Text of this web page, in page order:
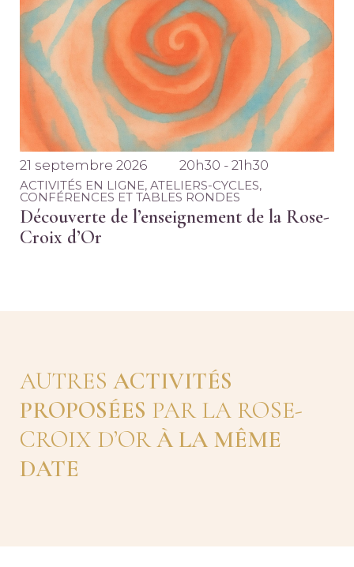
21 septembre 2026 20h30 - 21h30
ACTIVITÉS EN LIGNE, ATELIERS-CYCLES,
CONFÉRENCES ET TABLES RONDES
Découverte de l’enseignement de la Rose-
Croix d’Or
AUTRES ACTIVITÉS
PROPOSÉES PAR LA ROSE-
CROIX D’ORÀ LA MÊME
DATE